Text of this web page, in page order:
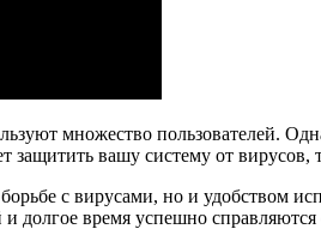
множество пользователей.
вашу систему от
с вирусами, но и удобством
долгое время успешно